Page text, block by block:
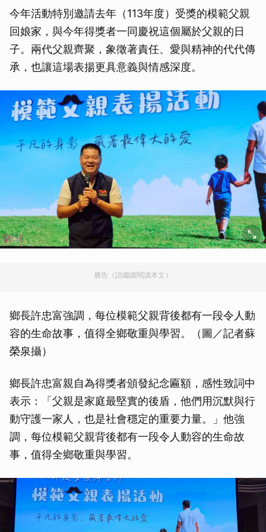
今年活動特別邀請去年（113年度）受獎的模範父親
回娘家，與今年得獎者一同慶祝這個屬於父親的日
子。兩代父親齊聚，象徵著責任、愛與精神的代代傳
承，也讓這場表揚更具意義與情感深度。
廣告（請繼續閱讀本文）
鄉長許忠富強調，每位模範父親背後都有一段令人動
容的生命故事，值得全鄉敬重與學習。（圖／記者蘇
榮泉攝）
鄉長許忠富親自為得獎者頒發紀念匾額，感性致詞中
表示：「父親是家庭最堅實的後盾，他們用沉默與行
動守護一家人，也是社會穩定的重要力量。」他強
調，每位模範父親背後都有一段令人動容的生命故
事，值得全鄉敬重與學習。